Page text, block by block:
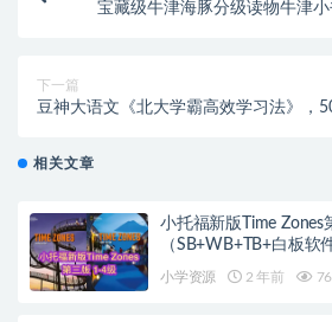
宝藏级牛津海豚分级读物牛津
下一篇
豆神大语文《北大学霸高效学习法》，
相关文章
小托福新版Time Zones
（SB+WB+TB+白板软
小学资源 2 年前